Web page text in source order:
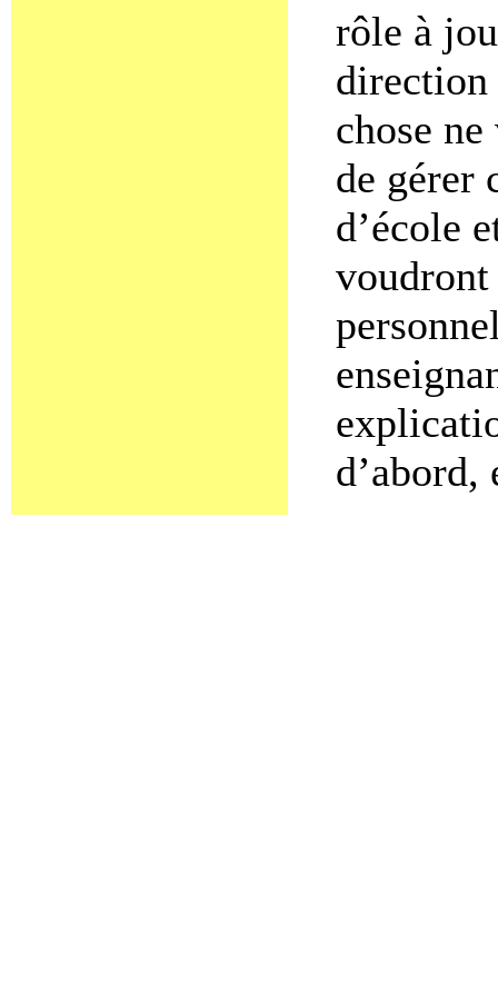
rôle à
direction
chose
de gérer
d’école
voudront
d’abord,